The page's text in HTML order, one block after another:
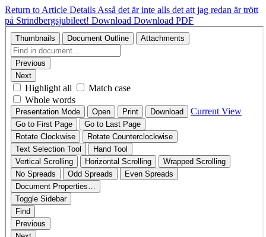
Return to Article Details Asså det är inte alls det att jag redan är trött
på Strindbergsjubileet! Download Download PDF